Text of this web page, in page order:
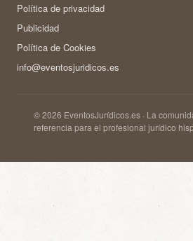
Política de privacidad
Publicidad
Política de Cookies
info@eventosjuridicos.es
© 2026 EventosJurídicos.es · La
referencia para el profesional jurídico